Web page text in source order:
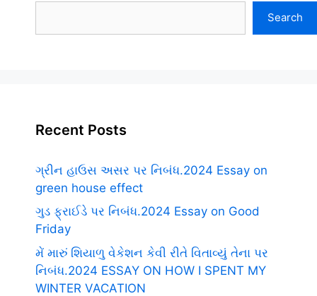
Search
Recent Posts
ગ્રીન હાઉસ અસર પર નિબંધ.2024 Essay on
green house effect
ગુડ ફ્રાઈડે પર નિબંધ.2024 Essay on Good
Friday
મેં મારું શિયાળુ વેકેશન કેવી રીતે વિતાવ્યું તેના પર
નિબંધ.2024 ESSAY ON HOW I SPENT MY
WINTER VACATION